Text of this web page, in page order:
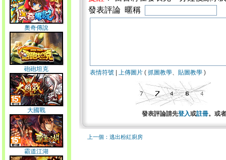
奧奇傳說
砲砲坦克
大國戰
霸道江湖
發表評論 暱稱
表情符號 上傳圖片 ( 抓圖教學、 貼圖教學 )
發表評論請先登入或註冊。或
上一個：逃出粉紅廚房